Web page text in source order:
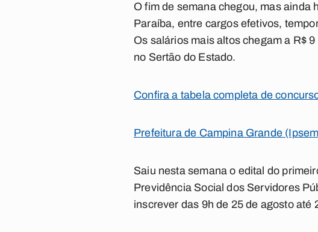
O fim de semana chegou, mas ainda
Paraíba, entre cargos efetivos,
Os salários mais altos chegam a R$
no Sertão do Estado.
Confira a tabela completa de
Prefeitura de Campina Grande
Saiu nesta semana o edital do
Previdência Social dos Servidores
inscrever das 9h de 25 de agosto até